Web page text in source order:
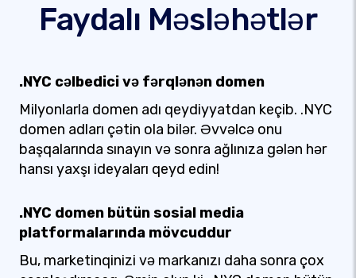
Faydalı Məsləhətlər
.NYC cəlbedici və fərqlənən domen
Milyonlarla domen adı qeydiyyatdan keçib. .NYC
domen adları çətin ola bilər. Əvvəlcə onu
başqalarında sınayın və sonra ağlınıza gələn hər
hansı yaxşı ideyaları qeyd edin!
.NYC domen bütün sosial media
platformalarında mövcuddur
Bu, marketinqinizi və markanızı daha sonra çox